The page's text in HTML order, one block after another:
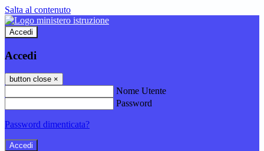
Salta al contenuto
Accedi
Accedi
button close ×
Nome Utente
Password
Password dimenticata?